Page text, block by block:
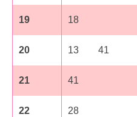
19 18
20 13 41
21 41
22 28